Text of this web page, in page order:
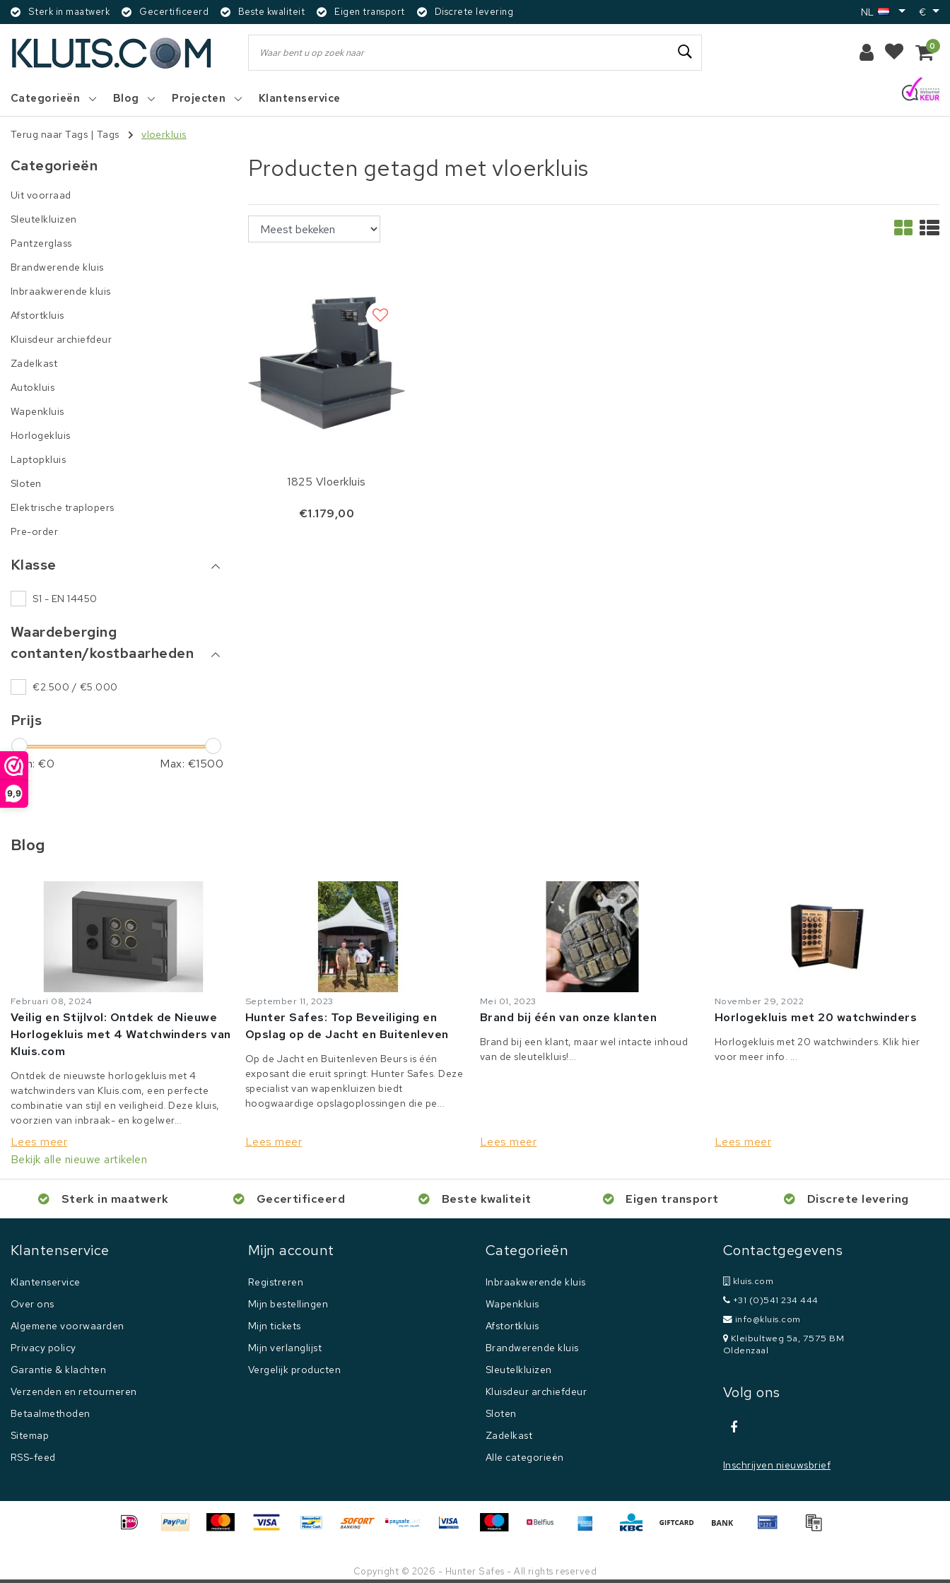
9,9
Sterk in maatwerk Gecertificeerd Beste kwaliteit Eigen transport Discrete levering NL €
0
Categorieën Blog Projecten Klantenservice
Terug naar Tags | Tags vloerkluis
Categorieën
Uit voorraad
Sleutelkluizen
Pantzerglass
Brandwerende kluis
Inbraakwerende kluis
Afstortkluis
Kluisdeur archiefdeur
Zadelkast
Autokluis
Wapenkluis
Horlogekluis
Laptopkluis
Sloten
Elektrische traplopers
Pre-order
Klasse
S1 - EN 14450
Waardeberging
contanten/kostbaarheden
€2.500 / €5.000
Prijs
Min: €0 Max: €1500
Producten getagd met vloerkluis
1825 Vloerkluis
€1.179,00
Blog
Februari 08, 2024
Veilig en Stijlvol: Ontdek de Nieuwe
Horlogekluis met 4 Watchwinders van
Kluis.com
Ontdek de nieuwste horlogekluis met 4
watchwinders van Kluis.com, een perfecte
combinatie van stijl en veiligheid. Deze kluis,
voorzien van inbraak- en kogelwer...
Lees meer
September 11, 2023
Hunter Safes: Top Beveiliging en
Opslag op de Jacht en Buitenleven
Op de Jacht en Buitenleven Beurs is één
exposant die eruit springt: Hunter Safes. Deze
specialist van wapenkluizen biedt
hoogwaardige opslagoplossingen die pe...
Lees meer
Mei 01, 2023
Brand bij één van onze klanten
Brand bij een klant, maar wel intacte inhoud
van de sleutelkluis!...
Lees meer
November 29, 2022
Horlogekluis met 20 watchwinders
Horlogekluis met 20 watchwinders. Klik hier
voor meer info. ...
Lees meer
Bekijk alle nieuwe artikelen
Sterk in maatwerk Gecertificeerd Beste kwaliteit Eigen transport Discrete levering
Klantenservice
Klantenservice
Over ons
Algemene voorwaarden
Privacy policy
Garantie & klachten
Verzenden en retourneren
Betaalmethoden
Sitemap
RSS-feed
Mijn account
Registreren
Mijn bestellingen
Mijn tickets
Mijn verlanglijst
Vergelijk producten
Categorieën
Inbraakwerende kluis
Wapenkluis
Afstortkluis
Brandwerende kluis
Sleutelkluizen
Kluisdeur archiefdeur
Sloten
Zadelkast
Alle categorieën
Contactgegevens
kluis.com
+31 (0)541 234 444
info@kluis.com
Kleibultweg 5a, 7575 BM
Oldenzaal
Volg ons
Inschrijven nieuwsbrief
Copyright © 2026 - Hunter Safes - All rights reserved